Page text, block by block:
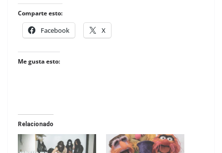
Comparte esto:
Facebook X
Me gusta esto:
Relacionado